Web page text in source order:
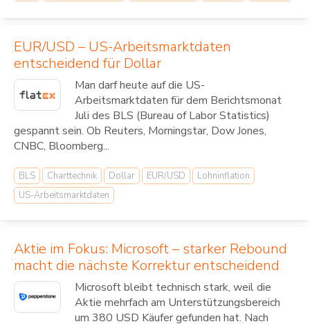
EUR/USD – US-Arbeitsmarktdaten
entscheidend für Dollar
Man darf heute auf die US-
Arbeitsmarktdaten für dem Berichtsmonat
Juli des BLS (Bureau of Labor Statistics)
gespannt sein. Ob Reuters, Morningstar, Dow Jones,
CNBC, Bloomberg...
BLS Charttechnik Dollar EUR/USD
Lohninflation
US-Arbeitsmarktdaten
Aktie im Fokus: Microsoft – starker Rebound
macht die nächste Korrektur entscheidend
Microsoft bleibt technisch stark, weil die
Aktie mehrfach am Unterstützungsbereich
um 380 USD Käufer gefunden hat. Nach